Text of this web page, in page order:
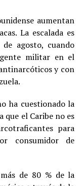
aumentan
La escalada es
agosto, cuando
militar en el
y con
ha cuestionado la
que el Caribe no es
para
consumidor de
de 80 % de la